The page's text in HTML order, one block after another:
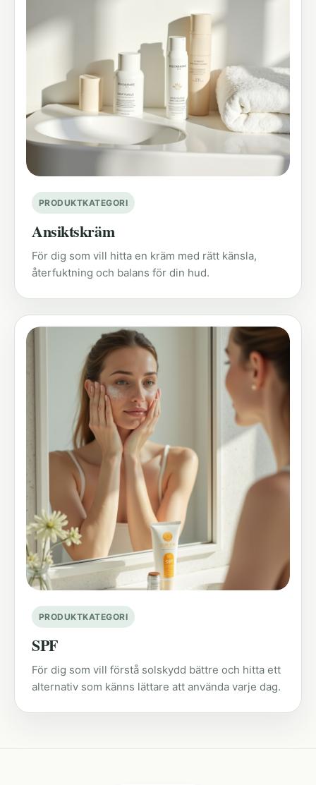
PRODUKTKATEGORI
Ansiktskräm
För dig som vill hitta en kräm med rätt känsla,
återfuktning och balans för din hud.
PRODUKTKATEGORI
SPF
För dig som vill förstå solskydd bättre och hitta ett
alternativ som känns lättare att använda varje dag.